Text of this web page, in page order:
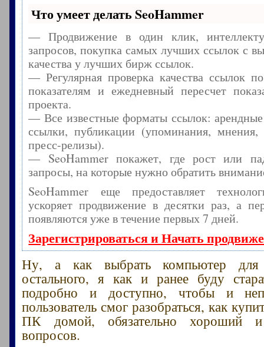
Что умеет делать SeoHammer
— Продвижение в один клик,
запросов, покупка самых лучших ссылок с
качества у лучших бирж ссылок.
— Регулярная проверка качества ссылок
показателям и ежедневный пересчет
проекта.
— Все известные форматы ссылок:
ссылки, публикации (упоминания, мнения,
пресс-релизы).
— SeoHammer покажет, где рост или
запросы, на которые нужно обратить
SeoHammer еще предоставляет
ускоряет продвижение в десятки раз, а
появляются уже в течение первых 7 дней.
Зарегистрироваться и Начать
Ну, а как выбрать компьютер
остального, я как и ранее буду
подробно и доступно, чтобы и
пользователь смог разобраться, как
ПК домой, обязательно хороший
вопросов.